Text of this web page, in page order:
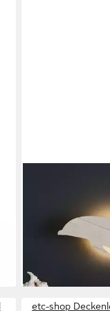
Kinderzimmer
UVP 17,99 €
lieferbar - in 3-4
etc-shop